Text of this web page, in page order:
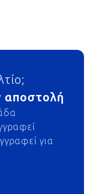
για